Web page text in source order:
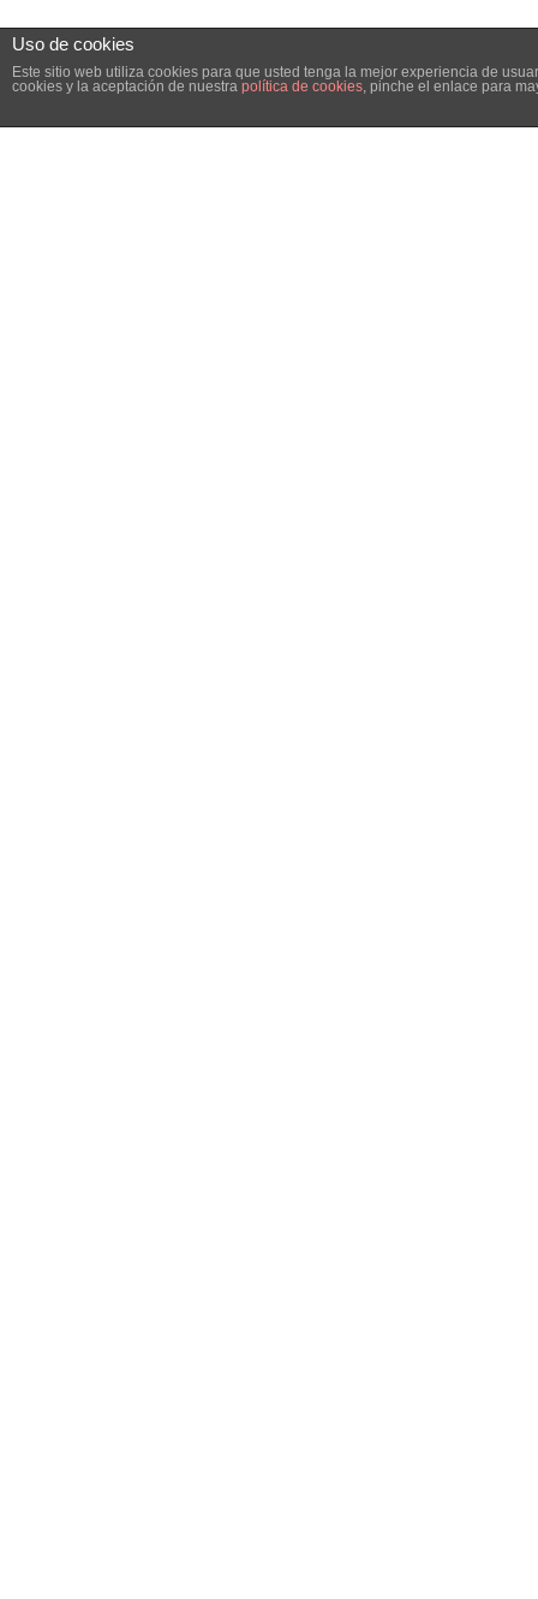
Uso de cookies
Este sitio web utiliza cookies para que usted tenga la mejor experiencia de
cookies y la aceptación de nuestra política de cookies, pinche el enlace para